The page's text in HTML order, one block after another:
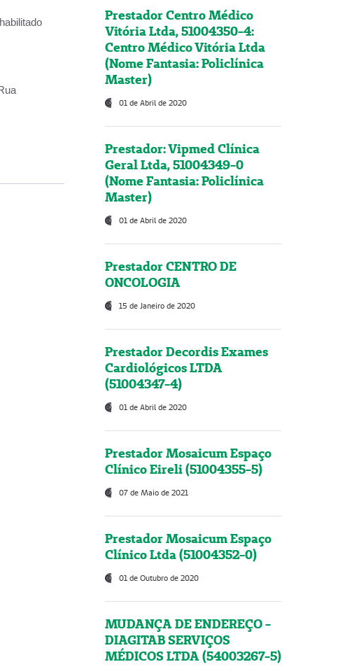
Prestador Centro Médico
Vitória Ltda, 51004350-4:
Centro Médico Vitória Ltda
(Nome Fantasia: Policlínica
Master)
01 de Abril de 2020
Prestador: Vipmed Clínica
Geral Ltda, 51004349-0
(Nome Fantasia: Policlínica
Master)
01 de Abril de 2020
Prestador CENTRO DE
ONCOLOGIA
15 de Janeiro de 2020
Prestador Decordis Exames
Cardiológicos LTDA
(51004347-4)
01 de Abril de 2020
Prestador Mosaicum Espaço
Clínico Eireli (51004355-5)
07 de Maio de 2021
Prestador Mosaicum Espaço
Clínico Ltda (51004352-0)
01 de Outubro de 2020
MUDANÇA DE ENDEREÇO -
DIAGITAB SERVIÇOS
MÉDICOS LTDA (54003267-5)